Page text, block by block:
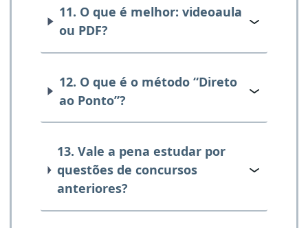
11. O que é melhor: videoaula
ou PDF?
12. O que é o método “Direto
ao Ponto”?
13. Vale a pena estudar por
questões de concursos
anteriores?